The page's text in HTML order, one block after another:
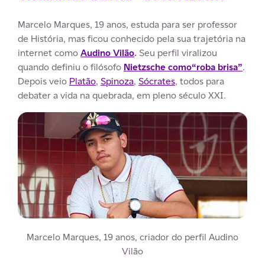
Marcelo Marques, 19 anos, estuda para ser professor
de História, mas ficou conhecido pela sua trajetória na
internet comoAudino Vilão. Seu perfil viralizou
quando definiu o filósofo Nietzsche como“roba brisa”.
Depois veio Platão, Spinoza, Sócrates, todos para
debater a vida na quebrada, em pleno século XXI.
Marcelo Marques, 19 anos, criador do perfil Audino
Vilão